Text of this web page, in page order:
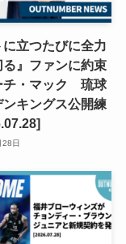
に立つたびに全力
る』ファンに約束
チ・マック 琉球
ンキングス公開練
日